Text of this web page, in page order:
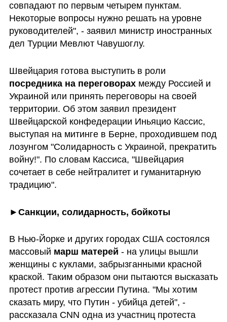
совпадают по первым четырем пунктам.
Некоторые вопросы нужно решать на уровне
руководителей", - заявил министр иностранных
дел Турции Мевлют Чавушоглу.
посредника на переговорах между Россией и
Украиной или принять переговоры на своей
территории. Об этом заявил президент
Швейцарской конфедерации Иньяцио Кассис,
выступая на митинге в Берне, проходившем под
лозунгом "Солидарность с Украиной, прекратить
войну!". По словам Кассиса, "Швейцария
сочетает в себе нейтралитет и гуманитарную
традицию".
► Санкции, солидарность, бойкоты
В Нью-Йорке и других городах США состоялся
массовый марш матерей - на улицы вышли
женщины с куклами, забрызганными красной
краской. Таким образом они пытаются высказать
протест против агрессии Путина. "Мы хотим
сказать миру, что Путин - убийца детей", -
рассказала CNN одна из участниц протеста